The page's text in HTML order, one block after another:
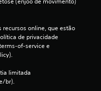
i
f
recursos online, que estão
de privacidade
of-service e
limitada
br).